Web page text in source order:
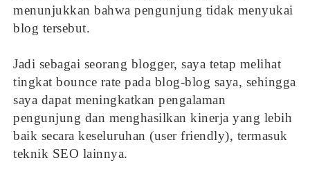
menunjukkan bahwa pengunjung tidak menyukai
blog tersebut.
Jadi sebagai seorang blogger, saya tetap melihat
tingkat bounce rate pada blog-blog saya, sehingga
saya dapat meningkatkan pengalaman
pengunjung dan menghasilkan kinerja yang lebih
baik secara keseluruhan (user friendly), termasuk
teknik SEO lainnya.